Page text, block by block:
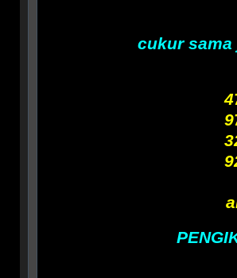
cukur sama